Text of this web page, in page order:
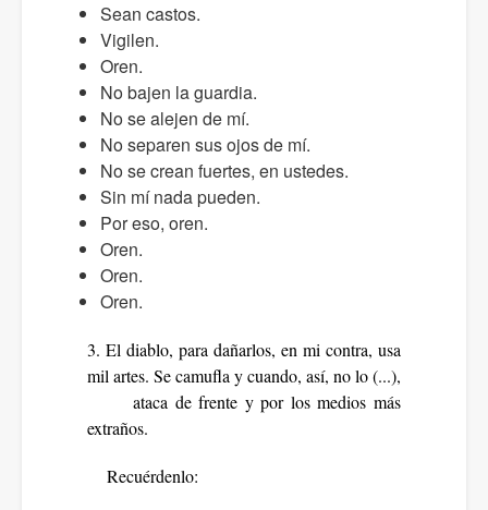
Sean castos.
Vigilen.
Oren.
No bajen la guardia.
No se alejen de mí.
No separen sus ojos de mí.
No se crean fuertes, en ustedes.
Sin mí nada pueden.
Por eso, oren.
Oren.
Oren.
Oren.
3. El diablo, para dañarlos, en mi contra, usa
mil artes. Se camufla y cuando, así, no lo (...),
ataca de frente y por los medios más
extraños.
Recuérdenlo: